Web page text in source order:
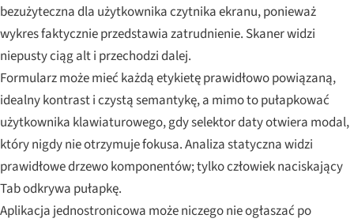
bezużyteczna dla użytkownika czytnika ekranu, ponieważ
wykres faktycznie przedstawia zatrudnienie. Skaner widzi
niepusty ciąg alt i przechodzi dalej.
Formularz może mieć każdą etykietę prawidłowo powiązaną,
idealny kontrast i czystą semantykę, a mimo to pułapkować
użytkownika klawiaturowego, gdy selektor daty otwiera modal,
który nigdy nie otrzymuje fokusa. Analiza statyczna widzi
prawidłowe drzewo komponentów; tylko człowiek naciskający
Tab odkrywa pułapkę.
Aplikacja jednostronicowa może niczego nie ogłaszać po